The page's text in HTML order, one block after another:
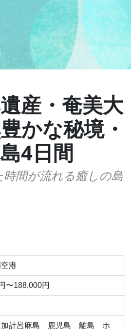
産・奄美大
かな秘境・
4日間
間が流れる癒しの島
港
〜188,000円
加計呂麻島 鹿児島 離島 ホ